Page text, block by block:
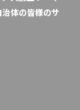
体の皆様のサ